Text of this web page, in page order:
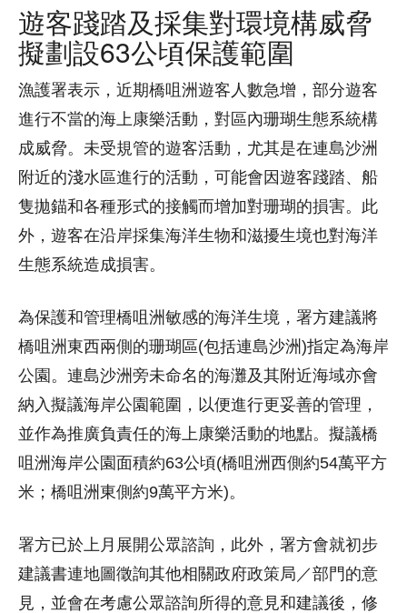
遊客踐踏及採集對環境構威脅
擬劃設63公頃保護範圍
漁護署表示，近期橋咀洲遊客人數急增，部分遊客
進行不當的海上康樂活動，對區內珊瑚生態系統構
成威脅。未受規管的遊客活動，尤其是在連島沙洲
附近的淺水區進行的活動，可能會因遊客踐踏、船
隻拋錨和各種形式的接觸而增加對珊瑚的損害。此
外，遊客在沿岸採集海洋生物和滋擾生境也對海洋
生態系統造成損害。
為保護和管理橋咀洲敏感的海洋生境，署方建議將
橋咀洲東西兩側的珊瑚區(包括連島沙洲)指定為海岸
公園。連島沙洲旁未命名的海灘及其附近海域亦會
納入擬議海岸公園範圍，以便進行更妥善的管理，
並作為推廣負責任的海上康樂活動的地點。擬議橋
咀洲海岸公園面積約63公頃(橋咀洲西側約54萬平方
米；橋咀洲東側約9萬平方米)。
署方已於上月展開公眾諮詢，此外，署方會就初步
建議書連地圖徵詢其他相關政府政策局／部門的意
見，並會在考慮公眾諮詢所得的意見和建議後，修